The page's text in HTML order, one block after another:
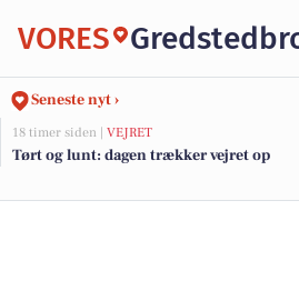
VORES
Seneste nyt ›
18 timer siden | VEJRET
Tørt og lunt: dagen trækker vejret op